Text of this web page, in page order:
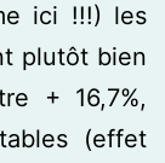
ici !!!) les
plutôt bien
+ 16,7%,
(effet